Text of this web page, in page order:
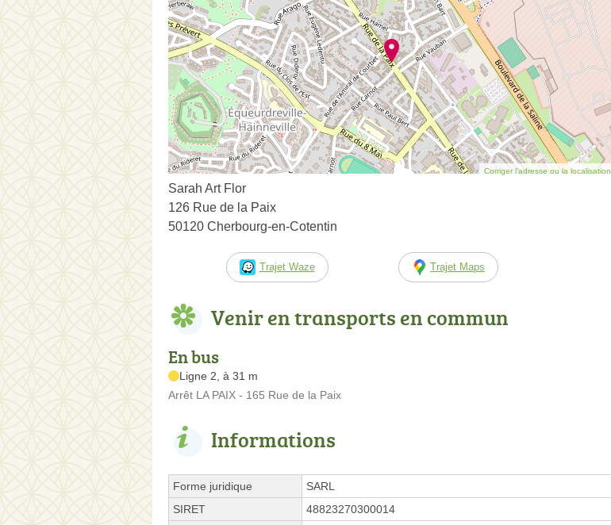
Corriger l’adresse ou la localisation
Sarah Art Flor
126 Rue de la Paix
50120 Cherbourg-en-Cotentin
Trajet Waze Trajet Maps
Venir en transports en commun
En bus
Ligne 2, à 31 m
Arrêt LA PAIX - 165 Rue de la Paix
Informations
Forme juridique
SARL
SIRET
48823270300014